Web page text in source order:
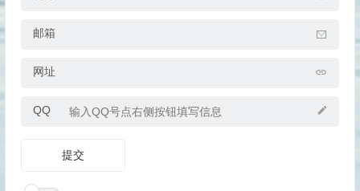
邮箱
网址
QQ